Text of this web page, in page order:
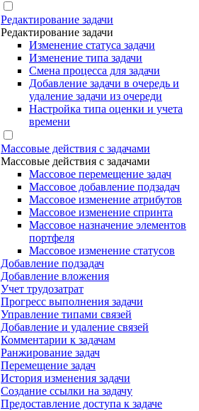
Редактирование задачи
Редактирование задачи
Изменение статуса задачи
Изменение типа задачи
Смена процесса для задачи
Добавление задачи в очередь и
удаление задачи из очереди
Настройка типа оценки и учета
времени
Массовые действия с задачами
Массовые действия с задачами
Массовое перемещение задач
Массовое добавление подзадач
Массовое изменение атрибутов
Массовое изменение спринта
Массовое назначение элементов
портфеля
Массовое изменение статусов
Добавление подзадач
Добавление вложения
Учет трудозатрат
Прогресс выполнения задачи
Управление типами связей
Добавление и удаление связей
Комментарии к задачам
Ранжирование задач
Перемещение задач
История изменения задачи
Создание ссылки на задачу
Предоставление доступа к задаче